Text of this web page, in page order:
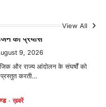
View All
लहराया परचम, अंडर-14 वर्ग
प्रथम स्थान
8, 2026
स्कूल रानीखेत की प्रतिभाशाली